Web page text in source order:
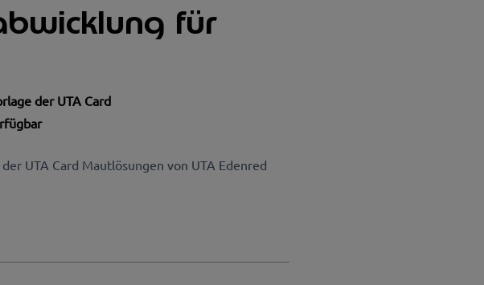
für
der UTA Card
UTA Card Mautlösungen von UTA Edenred